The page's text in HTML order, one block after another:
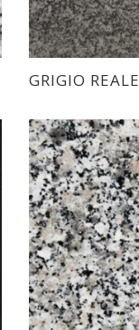
GRIGIO REALE